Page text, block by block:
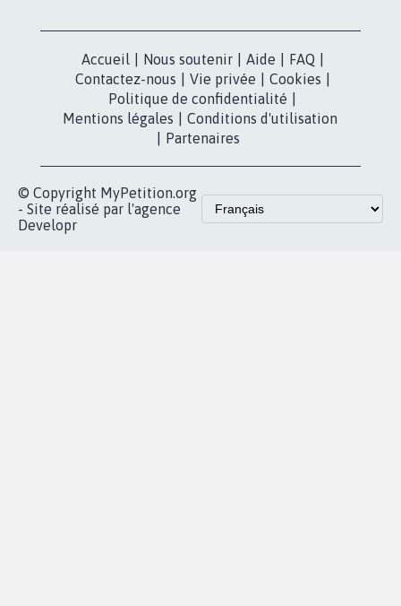
Accueil Nous soutenir Aide FAQ
Contactez-nous
Vie privée Cookies
Politique de confidentialité
Mentions légales
Conditions d'utilisation
Partenaires
© Copyright MyPetition.org
- Site réalisé par l'agence
Developr